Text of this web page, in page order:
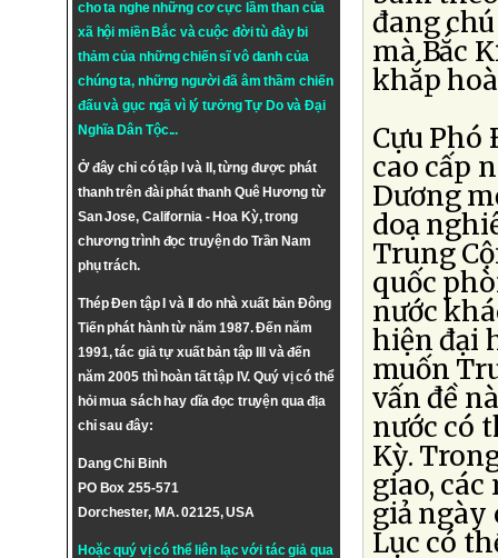
cho ta nghe những cơ cực lầm than của
xã hội miền Bắc và cuộc đời tù đày bi
thảm của những chiến sĩ vô danh của
chúng ta, những người đã âm thầm chiến
đấu và gục ngã vì lý tưởngTự DovàĐại
Nghĩa Dân Tộc...
Ở đây chỉ có tập I và II, từng được phát
thanh trên đài phát thanh Quê Hương từ
San Jose, California - Hoa Kỳ, trong
chương trình đọc truyện do Trần Nam
phụ trách.
Thép Đen tập I và II do nhà xuất bản Đông
Tiến phát hành từ năm 1987. Đến năm
1991, tác giả tự xuất bản tập III và đến
năm 2005 thì hoàn tất tập IV. Quý vị có thể
hỏi mua sách hay dĩa đọc truyện qua địa
chỉ sau đây:
Dang Chi Binh
PO Box 255-571
Dorchester, MA. 02125, USA
Hoặc quý vị có thể liên lạc với tác giả qua
đang
mà Bắc
khắp
Cựu Phó
cao cấp
Dương
doạ
Trung
quốc
nước
hiện đại
muốn
vấn đề
nước có
Kỳ.
giao,
giả ngày
Lục có